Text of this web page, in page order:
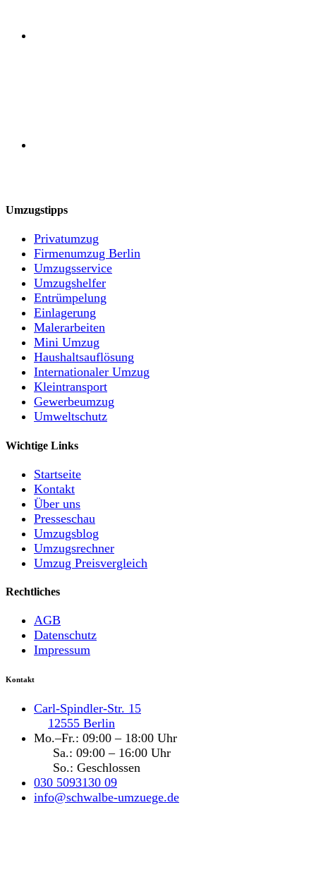
Umzugstipps
Privatumzug
Firmenumzug Berlin
Umzugsservice
Umzugshelfer
Entrümpelung
Einlagerung
Malerarbeiten
Mini Umzug
Haushaltsauflösung
Internationaler Umzug
Kleintransport
Gewerbeumzug
Umweltschutz
Wichtige Links
Startseite
Kontakt
Über uns
Presseschau
Umzugsblog
Umzugsrechner
Umzug Preisvergleich
Rechtliches
AGB
Datenschutz
Impressum
Kontakt
Carl-Spindler-Str. 15
12555 Berlin
Mo.–Fr.: 09:00 – 18:00 Uhr
Sa.: 09:00 – 16:00 Uhr
So.: Geschlossen
030 5093130 09
info@schwalbe-umzuege.de